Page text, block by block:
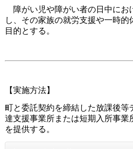
障がい児や障がい者の日中にお
し、その家族の就労支援や一時的
目的とする。
【実施方法】
町と委託契約を締結した放課後等
達支援事業所または短期入所事業
を提供する。